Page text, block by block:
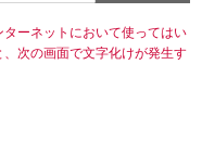
ーネットにおいて使ってはい
次の画面で文字化けが発生す